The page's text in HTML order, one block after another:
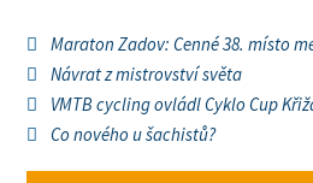
Maraton Zadov: Cenné 38. místo
Návrat z mistrovství světa
VMTB cycling ovládl Cyklo Cup
Co nového u šachistů?